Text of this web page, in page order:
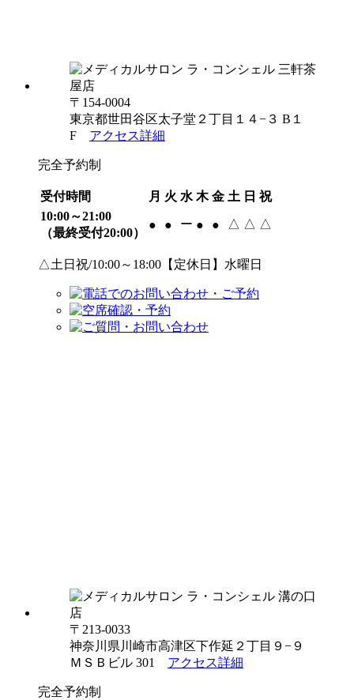
〒154-0004
東京都世田谷区太子堂２丁目１４−３ B１
F アクセス詳細
完全予約制
受付時間 月 火 水 木 金 土 日 祝
10:00～21:00
（最終受付20:00）
● ● ー ● ● △ △ △
△土日祝/10:00～18:00【定休日】水曜日
〒213-0033
神奈川県川崎市高津区下作延２丁目９−９
ＭＳＢビル 301 アクセス詳細
完全予約制